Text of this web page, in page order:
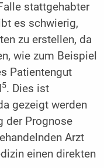
stattgehabter
es schwierig,
zu erstellen, da
wie zum Beispiel
Patientengut
5. Dies ist
gezeigt werden
der Prognose
Arzt
einen direkten